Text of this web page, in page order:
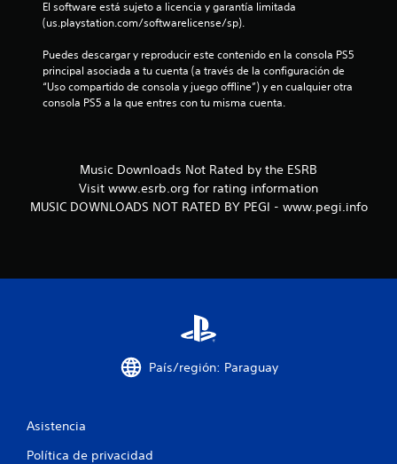
El software está sujeto a licencia y garantía limitada
(us.playstation.com/softwarelicense/sp).
Puedes descargar y reproducir este contenido en la consola PS5
principal asociada a tu cuenta (a través de la configuración de
“Uso compartido de consola y juego offline”) y en cualquier otra
consola PS5 a la que entres con tu misma cuenta.
Music Downloads Not Rated by the ESRB
Visit www.esrb.org for rating information
MUSIC DOWNLOADS NOT RATED BY PEGI - www.pegi.info
País/región: Paraguay
Asistencia
Política de privacidad